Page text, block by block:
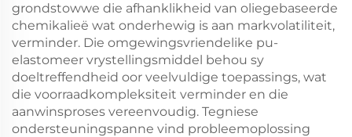
grondstowwe die afhanklikheid van oliegebaseerde
chemikalieë wat onderhewig is aan markvolatiliteit,
verminder. Die omgewingsvriendelike pu-
elastomeer vrystellingsmiddel behou sy
doeltreffendheid oor veelvuldige toepassings, wat
die voorraadkompleksiteit verminder en die
aanwinsproses vereenvoudig. Tegniese
ondersteuningspanne vind probleemoplossing